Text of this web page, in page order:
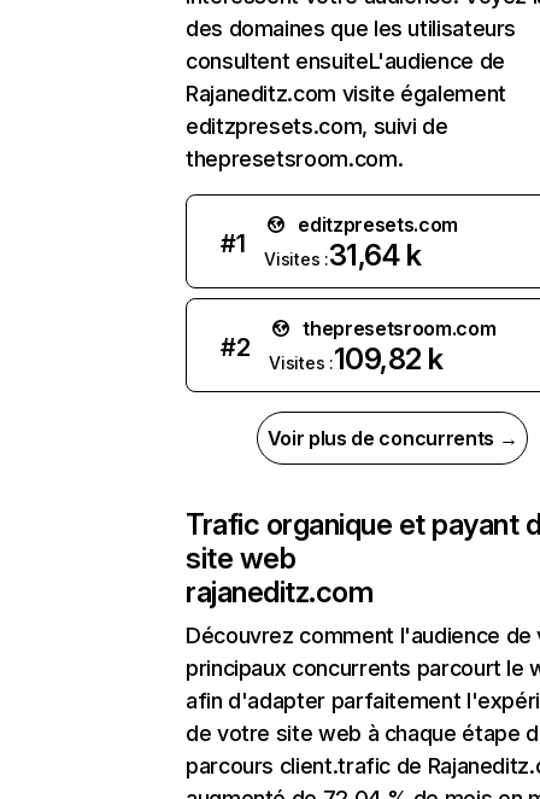
des domaines que les utilisateurs
consultent ensuiteL'audience de
Rajaneditz.com visite également
editzpresets.com, suivi de
thepresetsroom.com.
#1
editzpresets.com
Visites :31,64 k
#2
thepresetsroom.com
Visites :109,82 k
Voir plus de concurrents →
Trafic organique et payant
site web
rajaneditz.com
Découvrez comment l'audience de
principaux concurrents parcourt le
afin d'adapter parfaitement
de votre site web à chaque étape
parcours client.trafic de